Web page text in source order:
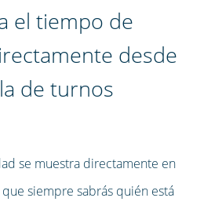
el tiempo de
desde
de turnos
se muestra directamente en
siempre sabrás quién está